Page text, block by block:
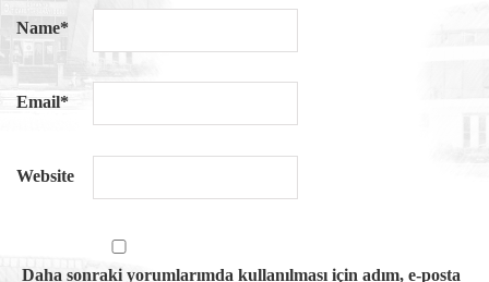
Name*
Email*
Website
Daha sonraki yorumlarımda kullanılması için adım, e-posta